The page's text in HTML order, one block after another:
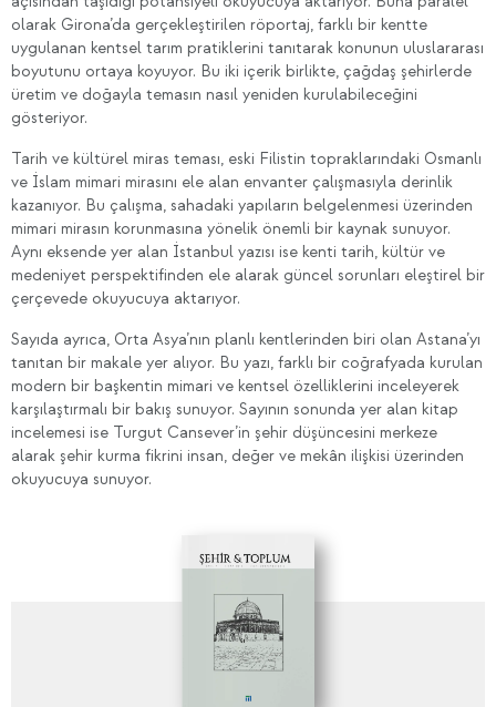
olarak Girona’da gerçekleştirilen röportaj, farklı bir kentte
uygulanan kentsel tarım pratiklerini tanıtarak konunun uluslararası
boyutunu ortaya koyuyor. Bu iki içerik birlikte, çağdaş şehirlerde
üretim ve doğayla temasın nasıl yeniden kurulabileceğini
gösteriyor.
Tarih ve kültürel miras teması, eski Filistin topraklarındaki Osmanlı
ve İslam mimari mirasını ele alan envanter çalışmasıyla derinlik
kazanıyor. Bu çalışma, sahadaki yapıların belgelenmesi üzerinden
mimari mirasın korunmasına yönelik önemli bir kaynak sunuyor.
Aynı eksende yer alan İstanbul yazısı ise kenti tarih, kültür ve
medeniyet perspektifinden ele alarak güncel sorunları eleştirel bir
çerçevede okuyucuya aktarıyor.
Sayıda ayrıca, Orta Asya’nın planlı kentlerinden biri olan Astana’yı
tanıtan bir makale yer alıyor. Bu yazı, farklı bir coğrafyada kurulan
modern bir başkentin mimari ve kentsel özelliklerini inceleyerek
karşılaştırmalı bir bakış sunuyor. Sayının sonunda yer alan kitap
incelemesi ise Turgut Cansever’in şehir düşüncesini merkeze
alarak şehir kurma fikrini insan, değer ve mekân ilişkisi üzerinden
okuyucuya sunuyor.